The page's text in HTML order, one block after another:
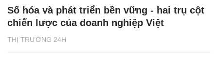
THỊ TRƯỜNG 24H
Số hóa và phát triển bền vững - hai trụ cột
chiến lược của doanh nghiệp Việt